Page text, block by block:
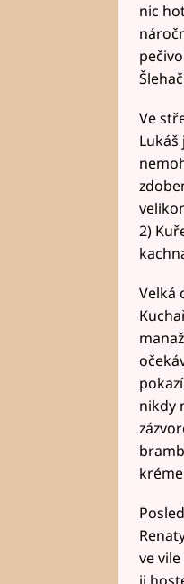
nic
Ve
2)
Velká
nikdy
ve